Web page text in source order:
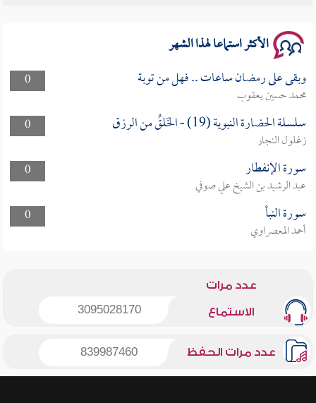
الأكثر استماعا لهذا الشهر
0 وبقى على رمضان ساعات .. فهل من توبة
محمد حسين يعقوب
0
سلسلة الحضارة النبوية (19) - الخَلقُ من الرزق
زغلول النجار
0
سورة الإنفطار
عبد الرشيد بن الشيخ علي صوفي
0
سورة النبأ
أحمد المعصراوي
عدد مرات
الاستماع 3095028170
عدد مرات الحفظ 839987460